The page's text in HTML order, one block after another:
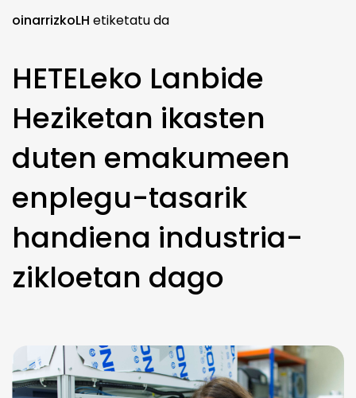
oinarrizkoLH etiketatu da
HETELeko Lanbide
Heziketan ikasten
duten emakumeen
enplegu-tasarik
handiena industria-
zikloetan dago